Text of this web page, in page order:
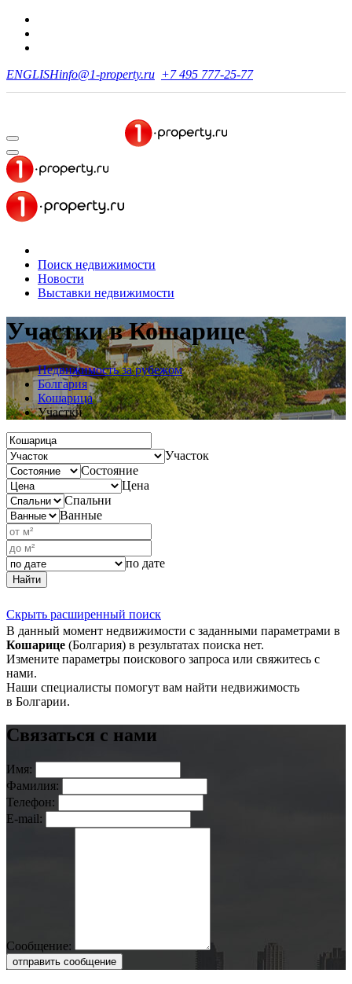
ENGLISHinfo@1-property.ru +7 495 777-25-77
Поиск недвижимости
Новости
Выставки недвижимости
Участкив Кошарице
Недвижимость за рубежом
Болгария
Кошарица
Участки
Участок
Состояние
Цена
Спальни
Ванные
по дате
Найти
Скрыть расширенный поиск
В данный момент недвижимости с заданными параметрами в
Кошарице (Болгария) в результатах поиска нет.
Измените параметры поискового запроса или свяжитесь с
нами.
Наши специалисты помогут вам найти недвижимость
в Болгарии.
Связаться с нами
Имя:
Фамилия:
Телефон:
E-mail:
Сообщение:
отправить сообщение